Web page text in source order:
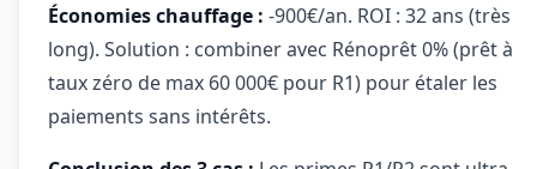
Économies chauffage : -900€/an. ROI : 32 ans (très
long). Solution : combiner avec Rénoprêt 0% (prêt à
taux zéro de max 60 000€ pour R1) pour étaler les
paiements sans intérêts.